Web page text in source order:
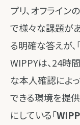
プリ、オフライ
で様々な課題が
る明確な答えが、
WIPPYは、24時
な本人確認によ
できる環境を提
にしている「